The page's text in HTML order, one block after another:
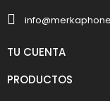
TU CUENTA
PRODUCTOS